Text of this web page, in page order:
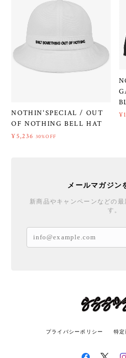
NOTHIN'SPECIAL / OUT
OF NOTHING BELL HAT
¥5,236 30%OFF
メールマガジン
新商品やキャンペーンなどの
す。
プライバシーポリシー 特